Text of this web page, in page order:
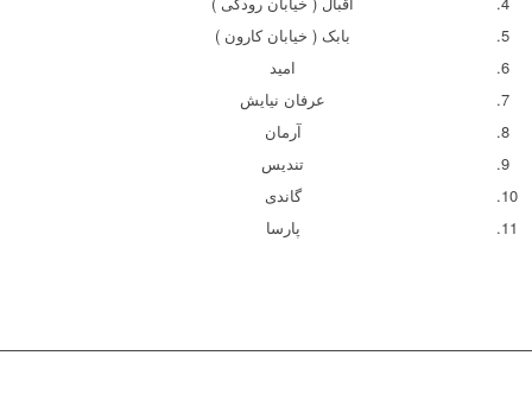
بابک ( خیابان کارون )
امید
عرفان نیایش
آرمان
تندیس
گاندی
پارسا